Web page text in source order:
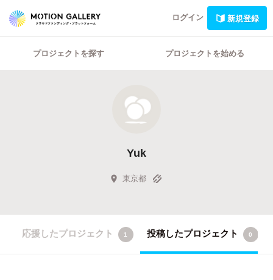
ログイン 新規登録
プロジェクトを探す プロジェクトを始める
Yuk
東京都
応援したプロジェクト 1 投稿したプロジェクト 0